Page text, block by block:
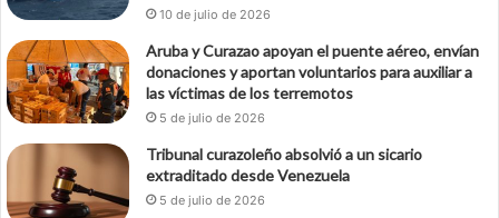
10 de julio de 2026
Aruba y Curazao apoyan el puente aéreo, envían
donaciones y aportan voluntarios para auxiliar a
las víctimas de los terremotos
5 de julio de 2026
Tribunal curazoleño absolvió a un sicario
extraditado desde Venezuela
5 de julio de 2026